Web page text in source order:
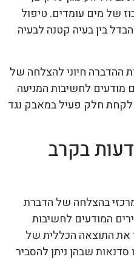
של מים עומדים. טיפול
בין בעיה קטנה לבעיה
ההדברה חיוני להצלחה של
לחשיבות המניעה
לקחת חלק פעיל במאבק נגד
בקרב
בהצלחה של הדברת
המודעים לחשיבות
את התוצאה הכללית של
שבהן ניתן להסביר